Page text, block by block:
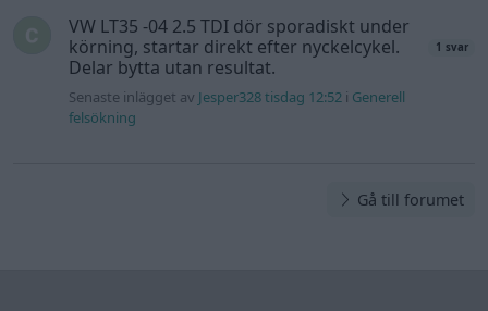
VW LT35 -04 2.5 TDI dör sporadiskt under
körning, startar direkt efter nyckelcykel.
Delar bytta utan resultat.
1 svar
Senaste inlägget av Jesper328 tisdag 12:52 i Generell
felsökning
Gå till forumet